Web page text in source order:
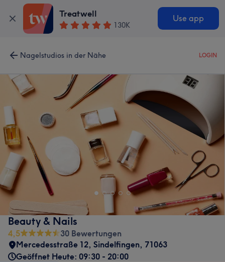
Treatwell
130K
Use app
Nagelstudios in der Nähe LOGIN
Beauty & Nails
4,5
30 Bewertungen
Mercedesstraße 12, Sindelfingen, 71063
Geöffnet Heute: 09:30 - 20:00